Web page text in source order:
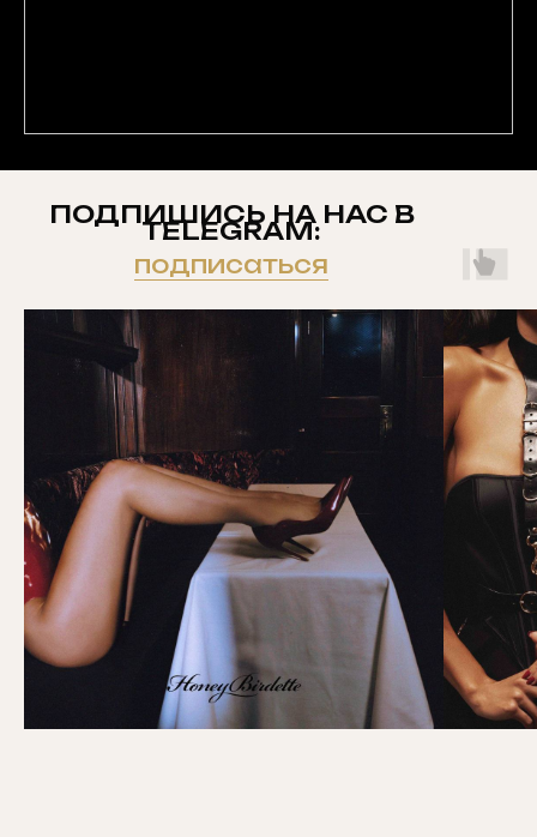
ПОДПИШИСЬ НА НАС В
TELEGRAM:
подписаться